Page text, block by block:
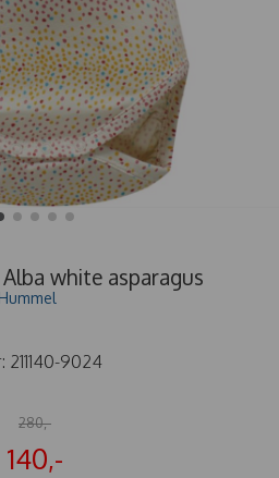
white asparagus
211140-9024
280,-
140,-